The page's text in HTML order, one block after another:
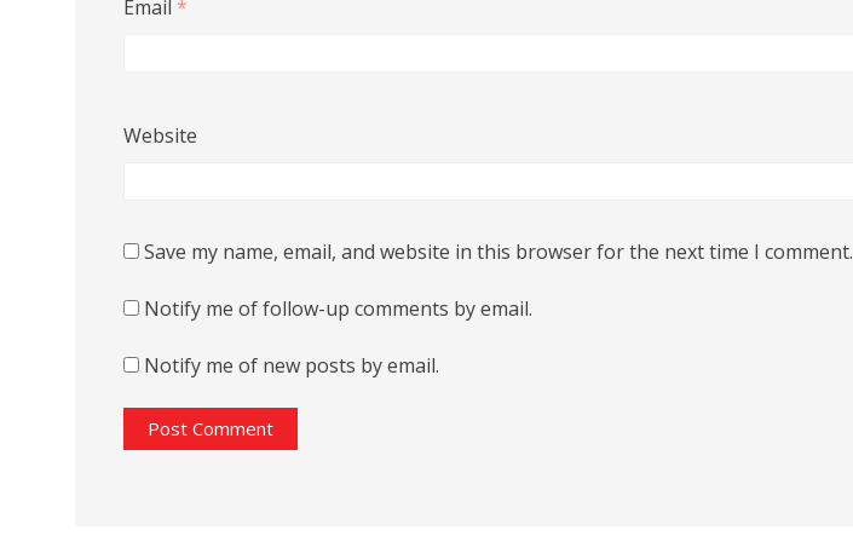
Email *
Website
Save my name, email, and website in this browser for the next time I comment.
Notify me of follow-up comments by email.
Notify me of new posts by email.